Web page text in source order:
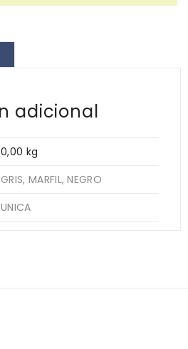
adicional
0,00 kg
GRIS, MARFIL, NEGRO
UNICA